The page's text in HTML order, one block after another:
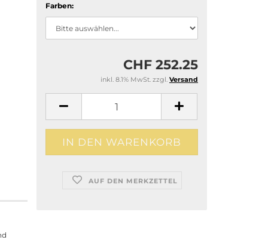
Farben:
CHF 252.25
inkl. 8.1% MwSt. zzgl. Versand
AUF DEN MERKZETTEL